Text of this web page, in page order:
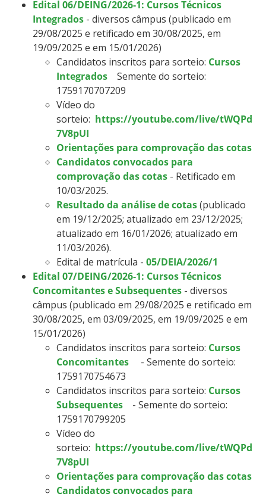
Edital 06/DEING/2026-1: Cursos Técnicos
Integrados - diversos câmpus (publicado em
29/08/2025 e retificado em 30/08/2025, em
19/09/2025 e em 15/01/2026)
Candidatos inscritos para sorteio: Cursos
Integrados Semente do sorteio:
1759170707209
Vídeo do
sorteio: https://youtube.com/live/tWQPd
7V8pUI
Orientações para comprovação das cotas
Candidatos convocados para
comprovação das cotas - Retificado em
10/03/2025.
Resultado da análise de cotas(publicado
em 19/12/2025; atualizado em 23/12/2025;
atualizado em 16/01/2026; atualizado em
11/03/2026).
Edital de matrícula - 05/DEIA/2026/1
Edital 07/DEING/2026-1: Cursos Técnicos
Concomitantes e Subsequentes - diversos
câmpus (publicado em 29/08/2025 e retificado em
30/08/2025, em 03/09/2025, em 19/09/2025 e em
15/01/2026)
Candidatos inscritos para sorteio: Cursos
Concomitantes - Semente do sorteio:
1759170754673
Candidatos inscritos para sorteio: Cursos
Subsequentes - Semente do sorteio:
1759170799205
Vídeo do
sorteio: https://youtube.com/live/tWQPd
7V8pUI
Orientações para comprovação das cotas
Candidatos convocados para